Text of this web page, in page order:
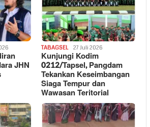
JHN
TABAGSEL 27 Juli 2026
Kunjungi Kodim
0212/Tapsel, Pangdam
Tekankan Keseimbangan
Siaga Tempur dan
Wawasan Teritorial